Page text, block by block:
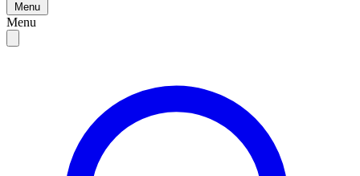
Menu
Menu